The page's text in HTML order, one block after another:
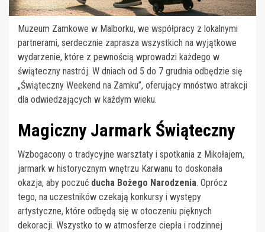
Muzeum Zamkowe w Malborku, we współpracy z lokalnymi
partnerami, serdecznie zaprasza wszystkich na wyjątkowe
wydarzenie, które z pewnością wprowadzi każdego w
świąteczny nastrój. W dniach od 5 do 7 grudnia odbędzie się
„Świąteczny Weekend na Zamku”, oferujący mnóstwo atrakcji
dla odwiedzających w każdym wieku.
Magiczny Jarmark Świąteczny
Wzbogacony o tradycyjne warsztaty i spotkania z Mikołajem,
jarmark w historycznym wnętrzu Karwanu to doskonała
okazja, aby poczuć ducha Bożego Narodzenia. Oprócz
tego, na uczestników czekają konkursy i występy
artystyczne, które odbędą się w otoczeniu pięknych
dekoracji. Wszystko to w atmosferze ciepła i rodzinnej